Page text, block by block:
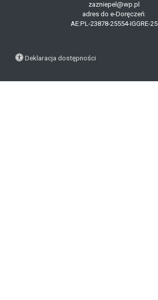
zazniepel@wp.pl
adres do e-Doręczeń:
AE:PL-23878-25554-IGGRE-25
Deklaracja dostępności